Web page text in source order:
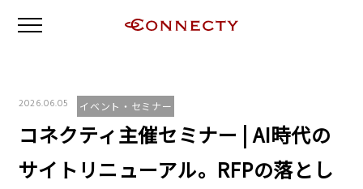
2026.06.05 イベント・セミナー
コネクティ主催セミナー | AI時代の
サイトリニューアル。RFPの落とし